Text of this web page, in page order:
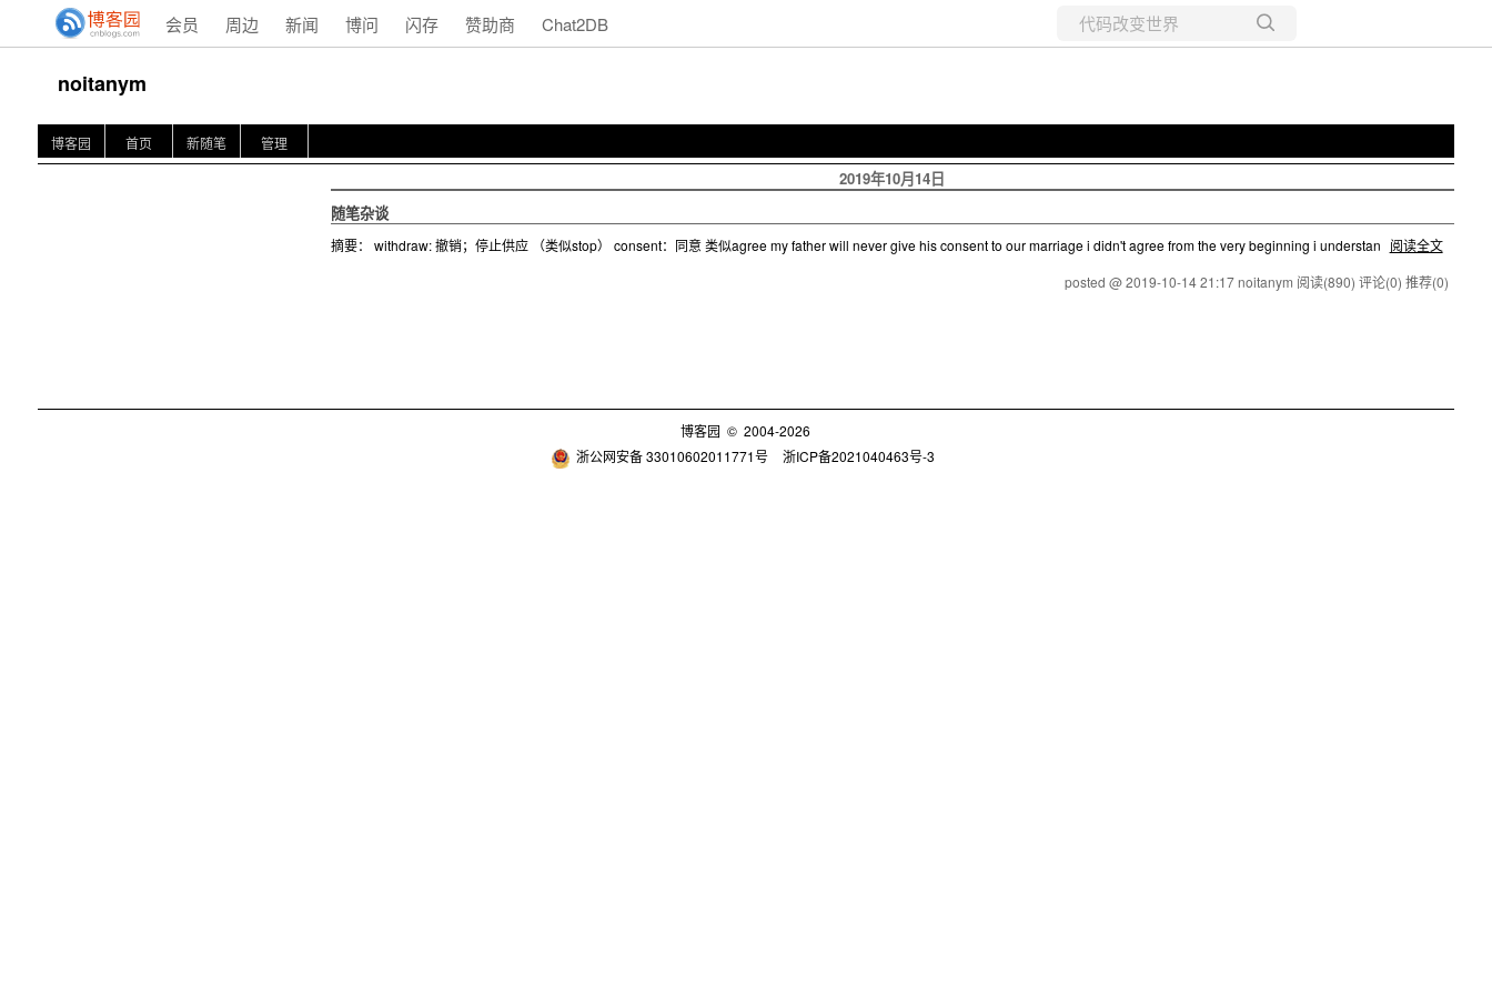
会员 周边 新闻 博问 闪存 赞助商 Chat2DB
noitanym
博客园 首页 新随笔 管理
2019年10月14日
随笔杂谈
摘要： withdraw: 撤销；停止供应 （类似stop） consent：同意 类似agree my father will never give his consent to our marriage i didn't agree from the very beginning i understan 阅读全文
posted @ 2019-10-14 21:17 noitanym 阅读(890) 评论(0) 推荐(0)
博客园 © 2004-2026
浙公网安备 33010602011771号
浙ICP备2021040463号-3